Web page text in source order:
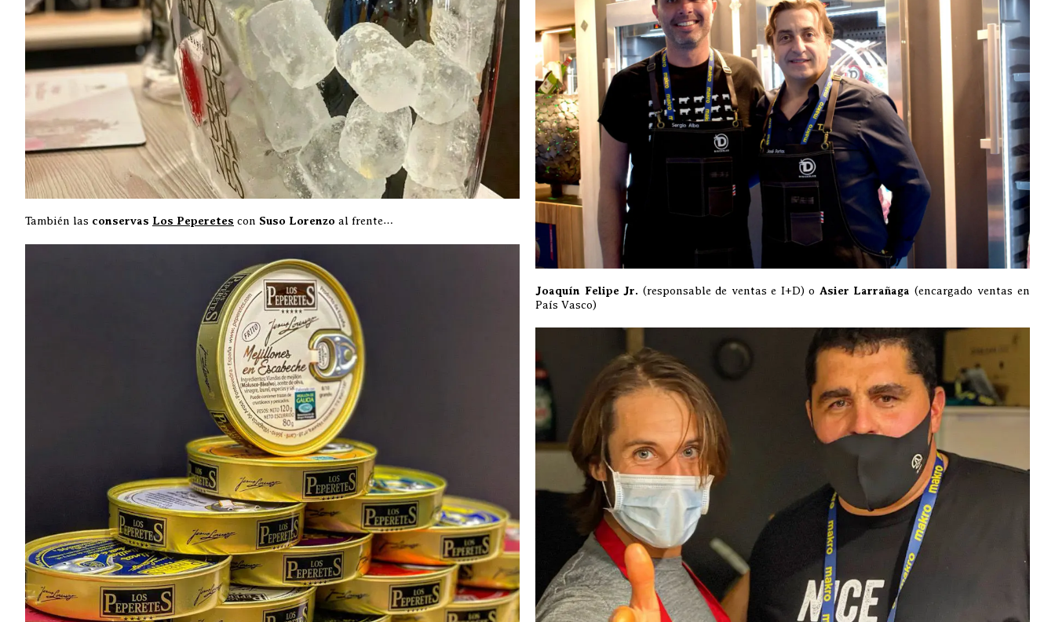
También las conservas Los Peperetes con Suso Lorenzo al frente…
Joaquín Felipe Jr. (responsable de ventas e I+D) o Asier Larrañaga (encargado ventas en
País Vasco)